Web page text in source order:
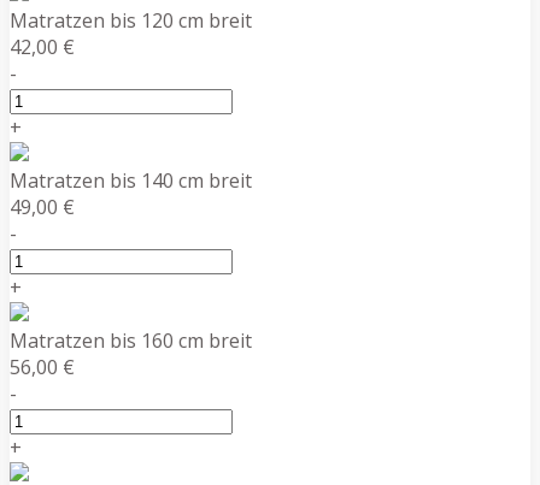
Matratzen bis 120 cm breit
42,00 €
-
+
Matratzen bis 140 cm breit
49,00 €
-
+
Matratzen bis 160 cm breit
56,00 €
-
+